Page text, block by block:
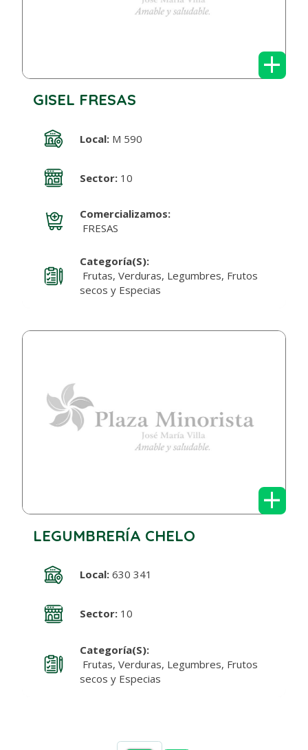
+
GISEL FRESAS
Local:M 590
Sector:10
Comercializamos:
FRESAS
Categoría(s):
Frutas, Verduras, Legumbres, Frutos
secos y Especias
+
LEGUMBRERÍA CHELO
Local:630 341
Sector:10
Categoría(s):
Frutas, Verduras, Legumbres, Frutos
secos y Especias